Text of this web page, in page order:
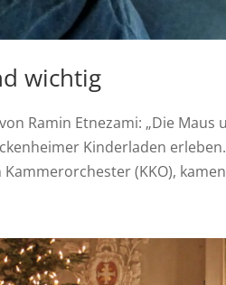
wichtig
Ramin Etnezami: „Die
Kinderladen
(KKO),